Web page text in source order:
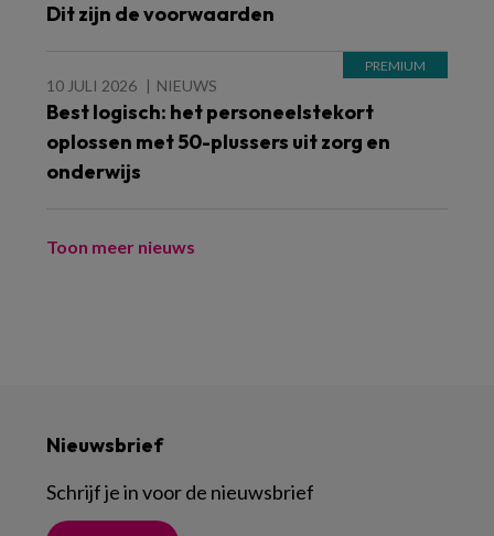
Dit zijn de voorwaarden
10 JULI 2026 NIEUWS
Best logisch: het personeelstekort
oplossen met 50-plussers uit zorg en
onderwijs
Toon meer nieuws
Nieuwsbrief
Schrijf je in voor de nieuwsbrief